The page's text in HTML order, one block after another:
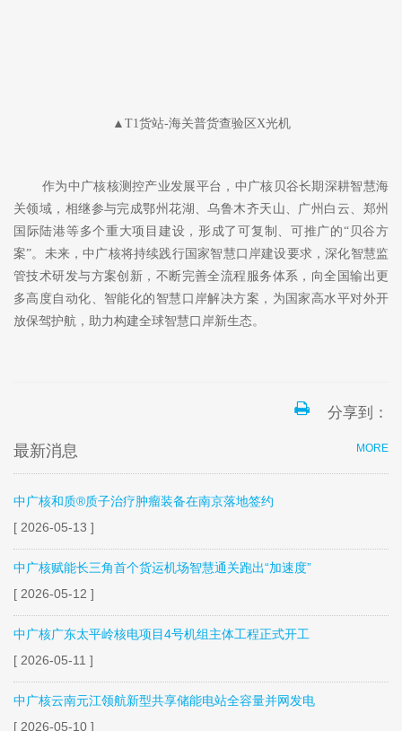
▲T1货站-海关普货查验区X光机
作为中广核核测控产业发展平台，中广核贝谷长期深耕智慧海
关领域，相继参与完成鄂州花湖、乌鲁木齐天山、广州白云、郑州
国际陆港等多个重大项目建设，形成了可复制、可推广的“贝谷方
案”。未来，中广核将持续践行国家智慧口岸建设要求，深化智慧监
管技术研发与方案创新，不断完善全流程服务体系，向全国输出更
多高度自动化、智能化的智慧口岸解决方案，为国家高水平对外开
放保驾护航，助力构建全球智慧口岸新生态。
分享到：
MORE
最新消息
中广核和质®质子治疗肿瘤装备在南京落地签约
[ 2026-05-13 ]
中广核赋能长三角首个货运机场智慧通关跑出“加速度”
[ 2026-05-12 ]
中广核广东太平岭核电项目4号机组主体工程正式开工
[ 2026-05-11 ]
中广核云南元江领航新型共享储能电站全容量并网发电
[ 2026-05-10 ]